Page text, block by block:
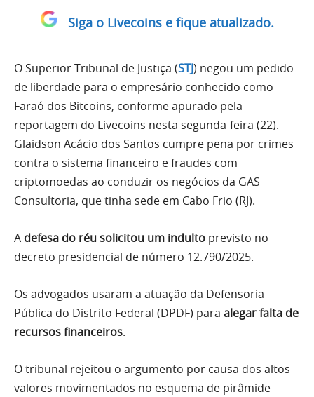
Siga o Livecoins e fique atualizado.
O Superior Tribunal de Justiça (STJ) negou um pedido
de liberdade para o empresário conhecido como
Faraó dos Bitcoins, conforme apurado pela
reportagem do Livecoins nesta segunda-feira (22).
Glaidson Acácio dos Santos cumpre pena por crimes
contra o sistema financeiro e fraudes com
criptomoedas ao conduzir os negócios da GAS
Consultoria, que tinha sede em Cabo Frio (RJ).
A defesa do réu solicitou um indulto previsto no
decreto presidencial de número 12.790/2025.
Os advogados usaram a atuação da Defensoria
Pública do Distrito Federal (DPDF) para alegar falta de
recursos financeiros.
O tribunal rejeitou o argumento por causa dos altos
valores movimentados no esquema de pirâmide